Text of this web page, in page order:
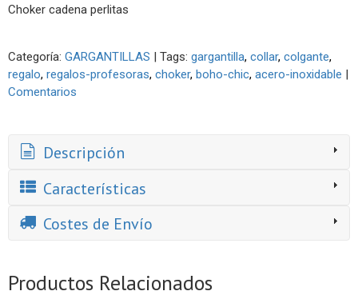
Choker cadena perlitas
Categoría: GARGANTILLAS | Tags: gargantilla collar colgante
regalo regalos-profesoras choker boho-chic acero-inoxidable |
Comentarios
Descripción
Características
Costes de Envío
Productos Relacionados